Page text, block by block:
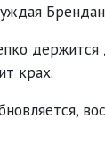
держится
крах.